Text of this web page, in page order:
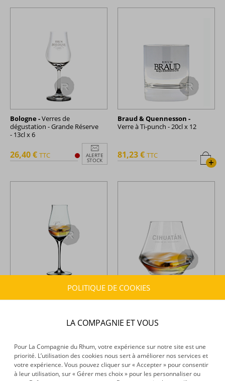
Bologne -Verres de
dégustation - Grande Réserve
- 13cl x 6
ALERTE
STOCK
26,40 € TTC
Braud & Quennesson -
Verre à Ti-punch - 20cl x 12
+
81,23 € TTC
Verres à
rhum - Spiegelau - 17cl x 4
Cihuatan -
Arôme - 29cl x 6
26,40 € TTC
POLITIQUE DE COOKIES
LA COMPAGNIE ET VOUS
Pour La Compagnie du Rhum, votre expérience sur notre site est une
priorité. L’utilisation des cookies nous sert à améliorer nos services et
votre expérience. Vous pouvez cliquer sur « Accepter » pour consentir
à leur utilisation, sur « Gérer mes choix » pour les personnaliser ou